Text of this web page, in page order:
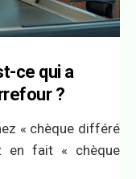
ce qui a
?
« chèque différé
en fait « chèque